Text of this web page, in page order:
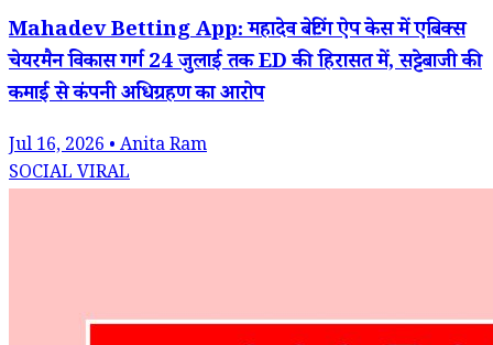
Mahadev Betting App: महादेव बेटिंग ऐप केस में एबिक्स
चेयरमैन विकास गर्ग 24 जुलाई तक ED की हिरासत में, सट्टेबाजी की
कमाई से कंपनी अधिग्रहण का आरोप
Jul 16, 2026 • Anita Ram
SOCIAL VIRAL